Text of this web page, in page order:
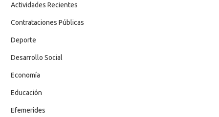
Actividades Recientes
Contrataciones Públicas
Deporte
Desarrollo Social
Economía
Educación
Efemerides